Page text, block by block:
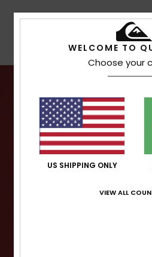
WELCOME TO
Choose your
US SHIPPING ONLY
VIEW ALL